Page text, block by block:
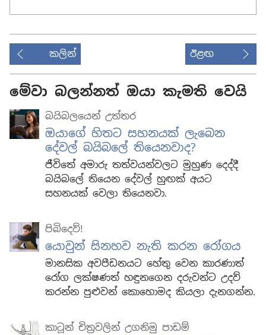
කලින් ඊළඟ
මේවා බලන්නත් ඔයා කැමති වෙයි
බයිබලයෙන් උත්තර
ඔයාගේ හිතට සහනයක් ලැබෙන
දේවල් බයිබලේ තියෙනවාද?
ජීවිතේ අමාරු තත්වයන්වලට මුහුණ දෙද්දී
බයිබලේ තියෙන දේවල් හුඟක් අයට
සහනයක් වෙලා තියෙනවා.
පිබිදෙව්!
යොවුන් සිනහව නැති කරන රෝගය
මානසික අවපීඩනයට හේතු වෙන කාරණාත්
රෝග ලක්ෂණත් හඳුනගෙන දරුවන්ට උදව්
කරන්න පුළුවන් කොහොමද කියලා දැනගන්න.
කාටූන් චිත්‍රවලින් උගනිමු පාඩම්